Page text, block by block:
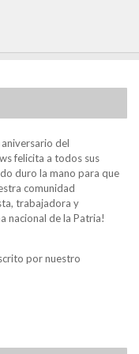
del
felicita a todos sus
duro la mano para que
comunidad
trabajadora y
nacional de la Patria!
por nuestro